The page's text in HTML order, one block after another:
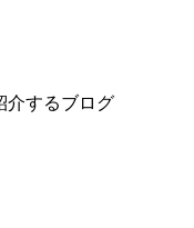
介するブログ